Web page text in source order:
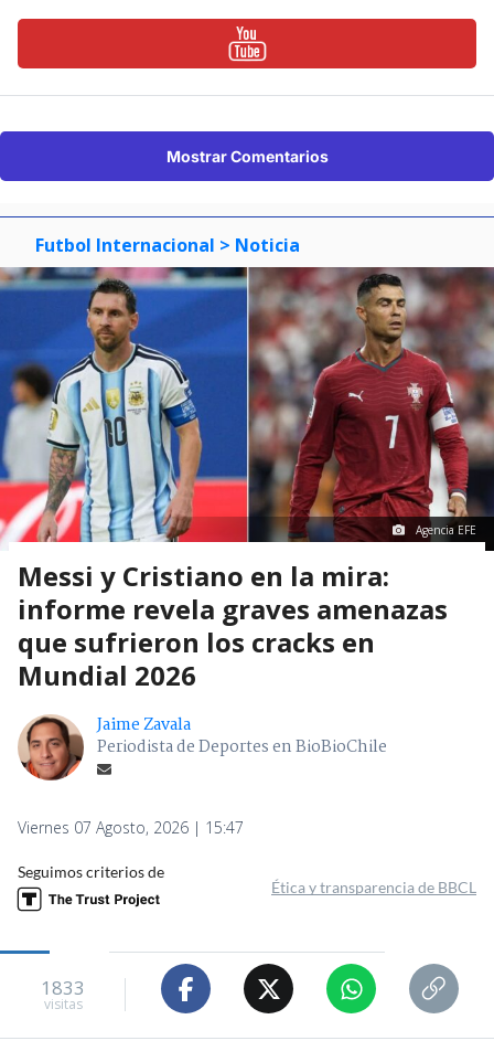
Mostrar Comentarios
Futbol Internacional > Noticia
Agencia EFE
Messi y Cristiano en la mira:
informe revela graves amenazas
que sufrieron los cracks en
Mundial 2026
Jaime Zavala
Periodista de Deportes en BioBioChile
Viernes 07 Agosto, 2026 | 15:47
Seguimos criterios de
Ética y transparencia de BBCL
1833
visitas